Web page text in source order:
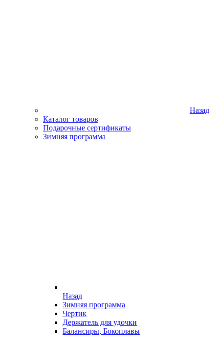
Назад
Каталог товаров
Подарочные сертификаты
Зимняя программа
Назад
Зимняя программа
Чертик
Держатель для удочки
Балансиры, Бокоплавы